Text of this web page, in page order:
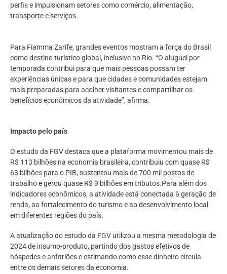
perfis e impulsionam setores como comércio, alimentação,
transporte e serviços.
Para Fiamma Zarife, grandes eventos mostram a força do Brasil
como destino turístico global, inclusive no Rio. “O aluguel por
temporada contribui para que mais pessoas possam ter
experiências únicas e para que cidades e comunidades estejam
mais preparadas para acolher visitantes e compartilhar os
benefícios econômicos da atividade”, afirma.
Impacto pelo país
O estudo da FGV destaca que a plataforma movimentou mais de
R$ 113 bilhões na economia brasileira, contribuiu com quase R$
63 bilhões para o PIB, sustentou mais de 700 mil postos de
trabalho e gerou quase R$ 9 bilhões em tributos.Para além dos
indicadores econômicos, a atividade está conectada à geração de
renda, ao fortalecimento do turismo e ao desenvolvimento local
em diferentes regiões do país.
A atualização do estudo da FGV utilizou a mesma metodologia de
2024 de insumo-produto, partindo dos gastos efetivos de
hóspedes e anfitriões e estimando como esse dinheiro circula
entre os demais setores da economia.